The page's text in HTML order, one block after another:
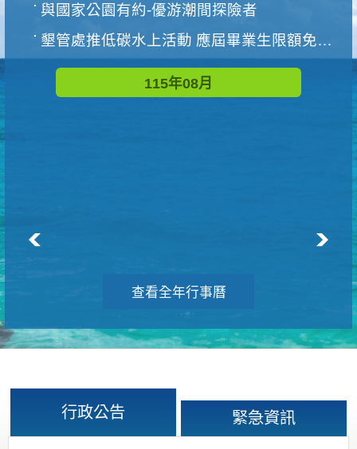
與國家公園有約-優游潮間探險者
墾管處推低碳水上活動 應屆畢業生限額免費參加
115年08月
查看全年行事曆
行政公告 緊急資訊